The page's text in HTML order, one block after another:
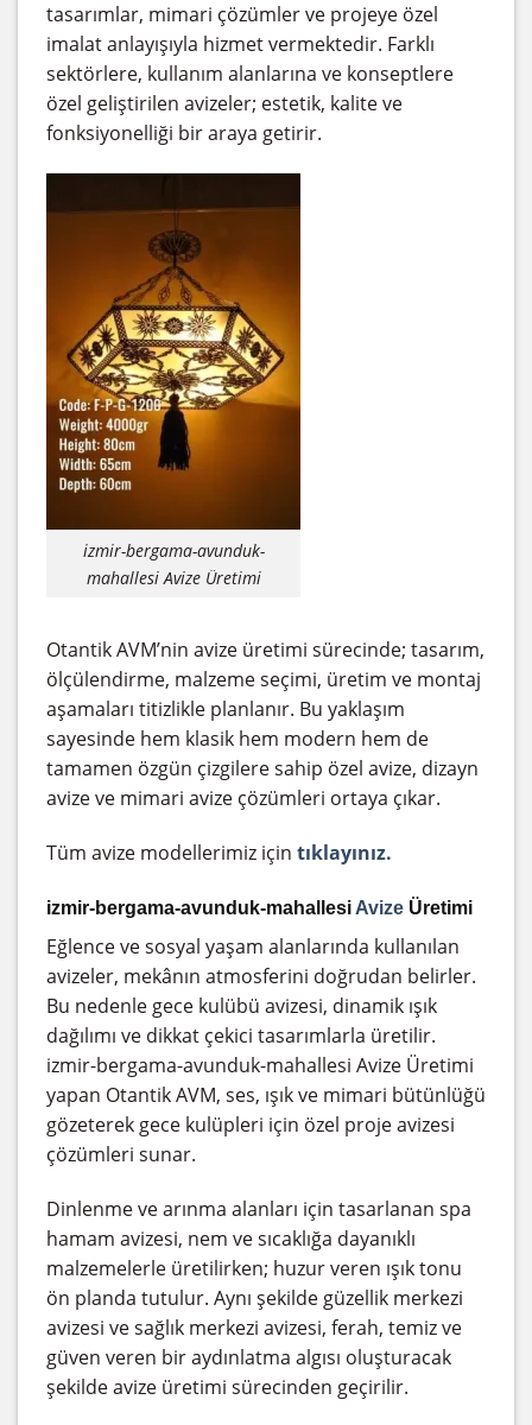
tasarımlar, mimari çözümler ve projeye özel
imalat anlayışıyla hizmet vermektedir. Farklı
sektörlere, kullanım alanlarına ve konseptlere
özel geliştirilen avizeler; estetik, kalite ve
fonksiyonelliği bir araya getirir.
izmir-bergama-avunduk-
mahallesi Avize Üretimi
Otantik AVM’nin avize üretimi sürecinde; tasarım,
ölçülendirme, malzeme seçimi, üretim ve montaj
aşamaları titizlikle planlanır. Bu yaklaşım
sayesinde hem klasik hem modern hem de
tamamen özgün çizgilere sahip özel avize, dizayn
avize ve mimari avize çözümleri ortaya çıkar.
Tüm avize modellerimiz için tıklayınız.
izmir-bergama-avunduk-mahallesi Avize Üretimi
Eğlence ve sosyal yaşam alanlarında kullanılan
avizeler, mekânın atmosferini doğrudan belirler.
Bu nedenle gece kulübü avizesi, dinamik ışık
dağılımı ve dikkat çekici tasarımlarla üretilir.
izmir-bergama-avunduk-mahallesi Avize Üretimi
yapan Otantik AVM, ses, ışık ve mimari bütünlüğü
gözeterek gece kulüpleri için özel proje avizesi
çözümleri sunar.
Dinlenme ve arınma alanları için tasarlanan spa
hamam avizesi, nem ve sıcaklığa dayanıklı
malzemelerle üretilirken; huzur veren ışık tonu
ön planda tutulur. Aynı şekilde güzellik merkezi
avizesi ve sağlık merkezi avizesi, ferah, temiz ve
güven veren bir aydınlatma algısı oluşturacak
şekilde avize üretimi sürecinden geçirilir.